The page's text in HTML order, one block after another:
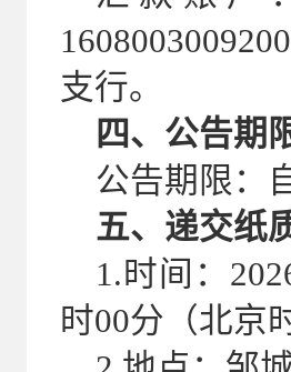
支行。
四、公告期
公告期限：
五、递交纸
1.时间：
时00分（北京